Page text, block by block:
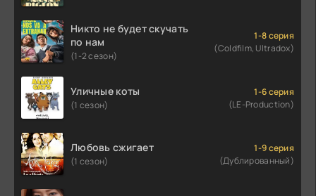
Никто не будет скучать
по нам
(1-2 сезон)
1-8 серия
(Coldfilm, Ultradox)
Уличные коты
(1 сезон)
1-6 серия
(LE-Production)
Любовь сжигает
(1 сезон)
1-9 серия
(Дублированный)